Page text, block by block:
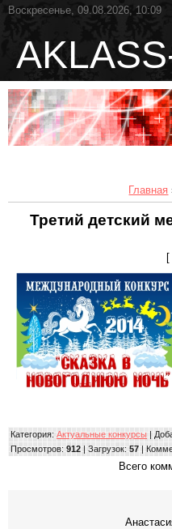
Воскресенье, 09.08.2026, 10:09
Главная
Третий детский
Категория: Актуальные конкурсы
Просмотров: 912 Загрузок: 57
Всего